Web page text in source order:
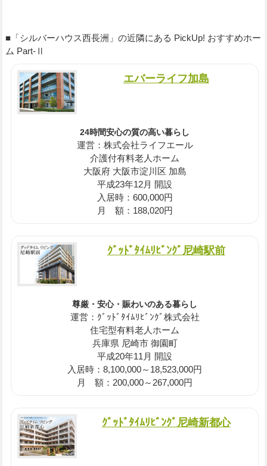
■「シルバーハウス西長洲」の近隣にある PickUp! おすすめホー
ム Part-Ⅱ
エバーライフ加島
24時間安心の質の高い暮らし
運営：株式会社ライフエール
介護付有料老人ホーム
大阪府 大阪市淀川区 加島
平成23年12月 開設
入居時：600,000円
月 額：188,020円
ｸﾞｯﾄﾞﾀｲﾑﾘﾋﾞﾝｸﾞ尼崎駅前
尊厳・安心・賑わいのある暮らし
運営：ｸﾞｯﾄﾞﾀｲﾑﾘﾋﾞﾝｸﾞ株式会社
住宅型有料老人ホーム
兵庫県 尼崎市 御園町
平成20年11月 開設
入居時：8,100,000～18,523,000円
月 額：200,000～267,000円
ｸﾞｯﾄﾞﾀｲﾑﾘﾋﾞﾝｸﾞ尼崎新都心